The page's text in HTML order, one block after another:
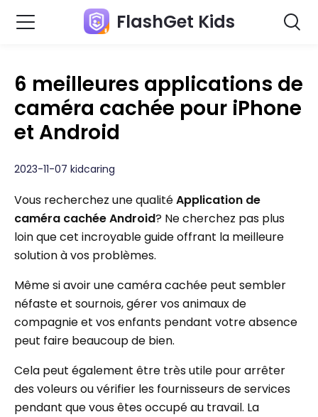
FlashGet Kids
6 meilleures applications de
caméra cachée pour iPhone
et Android
2023-11-07 kidcaring
Vous recherchez une qualitéApplication de
caméra cachée Android? Ne cherchez pas plus
loin que cet incroyable guide offrant la meilleure
solution à vos problèmes.
Même si avoir une caméra cachée peut sembler
néfaste et sournois, gérer vos animaux de
compagnie et vos enfants pendant votre absence
peut faire beaucoup de bien.
Cela peut également être très utile pour arrêter
des voleurs ou vérifier les fournisseurs de services
pendant que vous êtes occupé au travail. La